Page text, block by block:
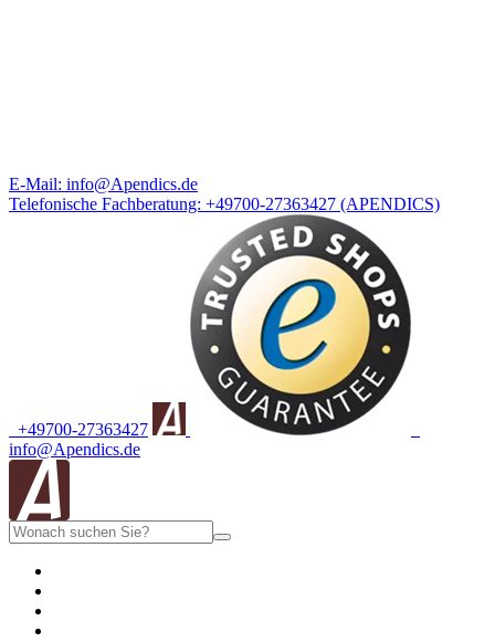
E-Mail: info@Apendics.de
Telefonische Fachberatung: +49700-27363427 (APENDICS)
+49700-27363427
info@Apendics.de